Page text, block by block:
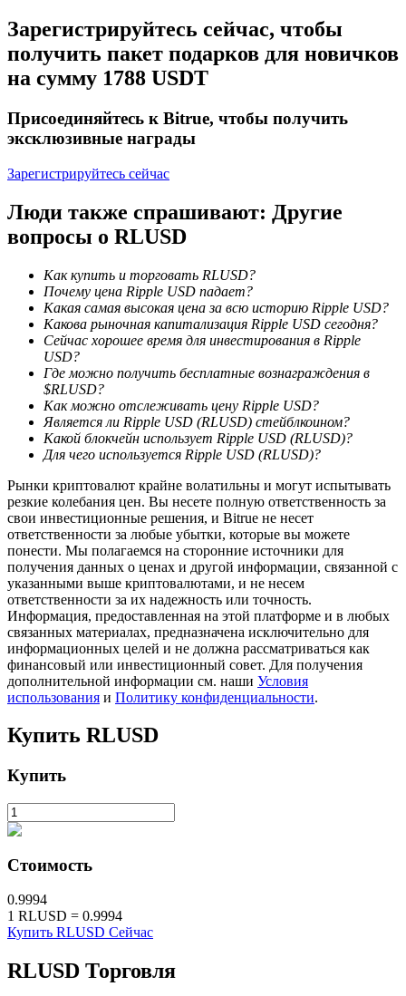
вознаграждения
BTC Welcome Rewards
BTC Welcome Rewards
Deposit & Trade BTC to Share 25000 USDT prize pool!
Deposit CASHCAT & Win
Share 500000 CASHCAT prize pool
Exclusive for BitMart Users
Register & Trade to Win 500,000 USDT
Precious Metals Trading Carnival
Trade Gold & Silver · 33,333 USDT Bonus
USDT New User Exclusive 10% APR
USDT Flexible Staking | Daily Rewards
BTC New User Exclusive: 6.5% APR
Зарегистрируйтесь сейчас, чтобы
получить пакет подарков для новичков
на сумму 1788 USDT
Присоединяйтесь к Bitrue, чтобы получить
эксклюзивные награды
Зарегистрируйтесь сейчас
Люди также спрашивают: Другие
вопросы о RLUSD
Как купить и торговать RLUSD?
Почему цена Ripple USD падает?
Какая самая высокая цена за всю историю Ripple USD?
Какова рыночная капитализация Ripple USD сегодня?
Сейчас хорошее время для инвестирования в Ripple
USD?
Где можно получить бесплатные вознаграждения в
$RLUSD?
Как можно отслеживать цену Ripple USD?
Является ли Ripple USD (RLUSD) стейблкоином?
Какой блокчейн использует Ripple USD (RLUSD)?
Для чего используется Ripple USD (RLUSD)?
Рынки криптовалют крайне волатильны и могут испытывать
резкие колебания цен. Вы несете полную ответственность за
свои инвестиционные решения, и Bitrue не несет
ответственности за любые убытки, которые вы можете
понести. Мы полагаемся на сторонние источники для
получения данных о ценах и другой информации, связанной с
указанными выше криптовалютами, и не несем
ответственности за их надежность или точность.
Информация, предоставленная на этой платформе и в любых
связанных материалах, предназначена исключительно для
информационных целей и не должна рассматриваться как
финансовый или инвестиционный совет. Для получения
дополнительной информации см. наши Условия
использования и Политику конфиденциальности.
Купить RLUSD
Купить
Стоимость
0.9994
1 RLUSD = 0.9994
Купить RLUSD Сейчас
RLUSD Торговля